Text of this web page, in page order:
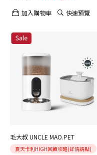
版 加入購物車 快速預覽
毛大叔 UNCLE MAO.PET
夏天卡利HIGH回饋攻略(詳情請點)